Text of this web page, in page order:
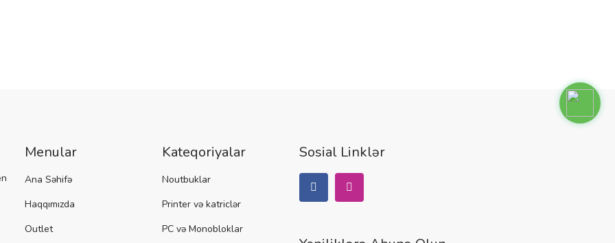
Menular
Ana Səhifə
Haqqımızda
Outlet
Kateqoriyalar
Noutbuklar
Printer və katriclər
PC və Monobloklar
Sosial Linklər